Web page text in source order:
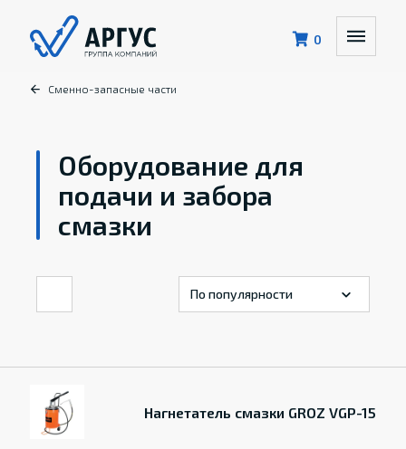
0
Сменно-запасные части
Оборудование для
подачи и забора
смазки
Нагнетатель смазки GROZ VGP-15